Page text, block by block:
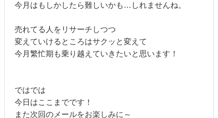
今月はもしかしたら難しいかも…しれませんね。
売れてる人をリサーチしつつ
変えていけるところはサクッと変えて
今月繁忙期も乗り越えていきたいと思います！
ではでは
今日はここまでです！
また次回のメールをお楽しみに～